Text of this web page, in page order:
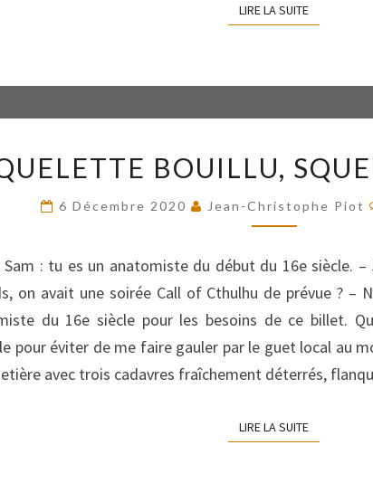
LIRE LA SUITELIRE LA SUITE
BOUILLU,
FOUTU
BOUILLU,
6 Décembre 2020 Jean-Christophe Piot
Sam : tu es un anatomiste du début du 16e siècle. –
on avait une soirée Call of Cthulhu de prévue ? –
du 16e siècle pour les besoins de ce billet.
pour éviter de me faire gauler par le guet local au
avec trois cadavres fraîchement déterrés,
LIRE LA SUITELIRE LA SUITE